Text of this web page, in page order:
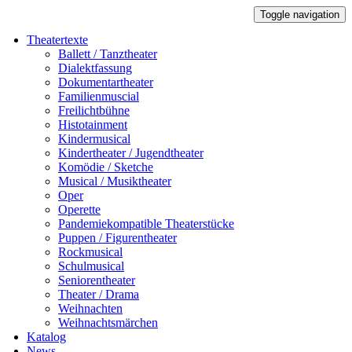
Toggle navigation
Theatertexte
Ballett / Tanztheater
Dialektfassung
Dokumentartheater
Familienmuscial
Freilichtbühne
Histotainment
Kindermusical
Kindertheater / Jugendtheater
Komödie / Sketche
Musical / Musiktheater
Oper
Operette
Pandemiekompatible Theaterstücke
Puppen / Figurentheater
Rockmusical
Schulmusical
Seniorentheater
Theater / Drama
Weihnachten
Weihnachtsmärchen
Katalog